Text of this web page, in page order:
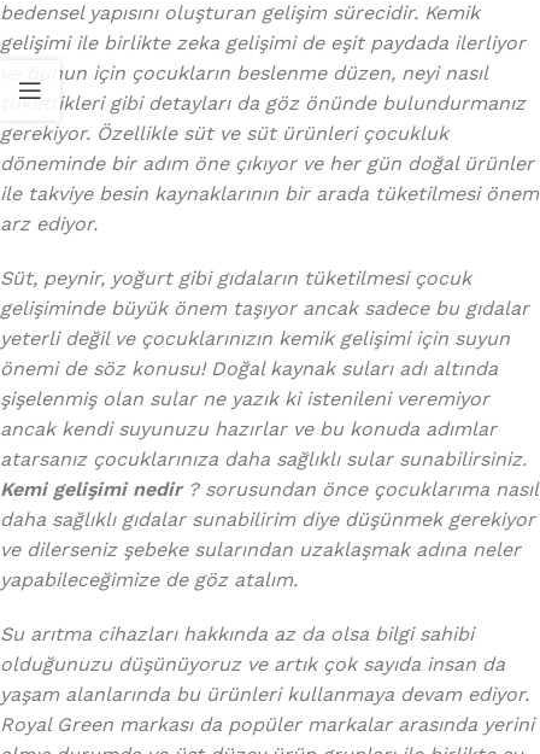
bedensel yapısını oluşturan gelişim sürecidir. Kemik
gelişimi ile birlikte zeka gelişimi de eşit paydada ilerliyor
ve bunun için çocukların beslenme düzen, neyi nasıl
tükettikleri gibi detayları da göz önünde bulundurmanız
gerekiyor. Özellikle süt ve süt ürünleri çocukluk
döneminde bir adım öne çıkıyor ve her gün doğal ürünler
ile takviye besin kaynaklarının bir arada tüketilmesi önem
arz ediyor.
Süt, peynir, yoğurt gibi gıdaların tüketilmesi çocuk
gelişiminde büyük önem taşıyor ancak sadece bu gıdalar
yeterli değil ve çocuklarınızın kemik gelişimi için suyun
önemi de söz konusu! Doğal kaynak suları adı altında
şişelenmiş olan sular ne yazık ki istenileni veremiyor
ancak kendi suyunuzu hazırlar ve bu konuda adımlar
atarsanız çocuklarınıza daha sağlıklı sular sunabilirsiniz.
Kemi gelişimi nedir ? sorusundan önce çocuklarıma nasıl
daha sağlıklı gıdalar sunabilirim diye düşünmek gerekiyor
ve dilerseniz şebeke sularından uzaklaşmak adına neler
yapabileceğimize de göz atalım.
Su arıtma cihazları hakkında az da olsa bilgi sahibi
olduğunuzu düşünüyoruz ve artık çok sayıda insan da
yaşam alanlarında bu ürünleri kullanmaya devam ediyor.
Royal Green markası da popüler markalar arasında yerini